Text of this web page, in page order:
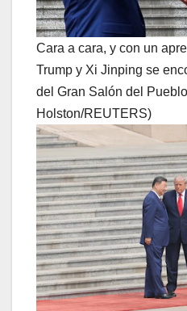
Cara a cara, y con un
Trump y Xi Jinping se
del Gran Salón del
Holston/REUTERS)